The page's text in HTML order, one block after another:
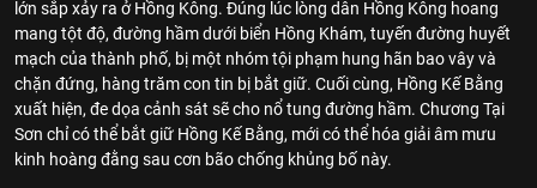
lớn sắp xảy ra ở Hồng Kông. Đúng lúc lòng dân Hồng Kông hoang
mang tột độ, đường hầm dưới biển Hồng Khám, tuyến đường huyết
mạch của thành phố, bị một nhóm tội phạm hung hãn bao vây và
chặn đứng, hàng trăm con tin bị bắt giữ. Cuối cùng, Hồng Kế Bằng
xuất hiện, đe dọa cảnh sát sẽ cho nổ tung đường hầm. Chương Tại
Sơn chỉ có thể bắt giữ Hồng Kế Bằng, mới có thể hóa giải âm mưu
kinh hoàng đằng sau cơn bão chống khủng bố này.